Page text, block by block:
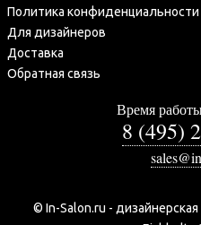
Политика конфиденциальности
Для дизайнеров
Доставка
Обратная связь
Время
8 (495)
© In-Salon.ru -